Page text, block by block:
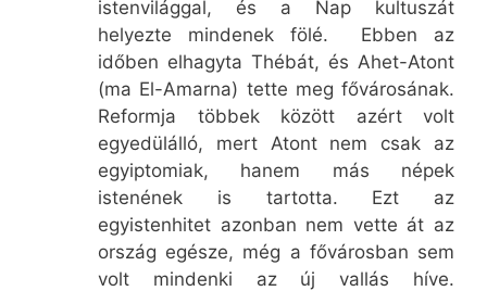
istenvilággal, és a Nap kultuszát
helyezte mindenek fölé. Ebben az
időben elhagyta Thébát, és Ahet-Atont
(ma El-Amarna) tette meg fővárosának.
Reformja többek között azért volt
egyedülálló, mert Atont nem csak az
egyiptomiak, hanem más népek
istenének is tartotta. Ezt az
egyistenhitet azonban nem vette át az
ország egésze, még a fővárosban sem
volt mindenki az új vallás híve.